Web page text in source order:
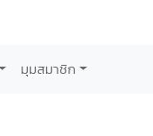
มุมสมาชิก